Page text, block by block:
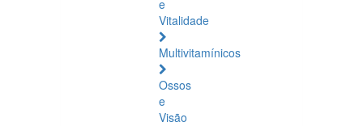
e
Vitalidade
Multivitamínicos
Ossos
e
Visão